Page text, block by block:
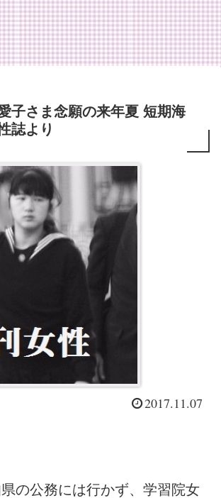
子さま念願の来年夏 短期海
誌より
2017.11.07
の公務には行かず、学習院女